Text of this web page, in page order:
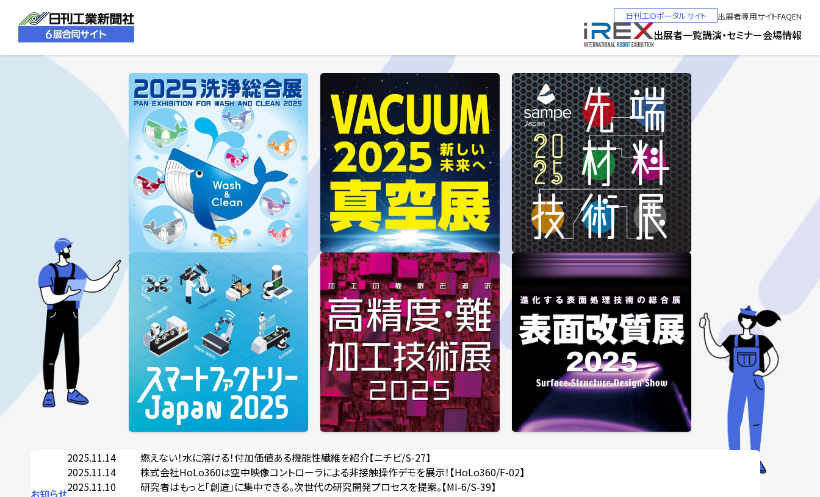
日刊工IDポータルサイト 出展者専用サイトFAQEN
出展者一覧講演・セミナー会場情報
お知らせ
2025.11.14
燃えない！水に溶ける！付加価値ある機能性繊維を紹介【ニチビ/S-27】
2025.11.14
株式会社HoLo360は空中映像コントローラによる非接触操作デモを展示！【HoLo360/F-02】
2025.11.10
研究者はもっと「創造」に集中できる。次世代の研究開発プロセスを提案。【MI-6/S-39】